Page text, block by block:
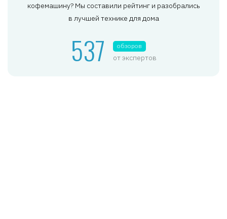
кофемашину? Мы составили рейтинг и разобрались
в лучшей технике для дома
537 обзоров
от экспертов